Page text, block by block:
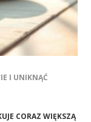
I UNIKNĄĆ
CORAZ WIĘKSZĄ